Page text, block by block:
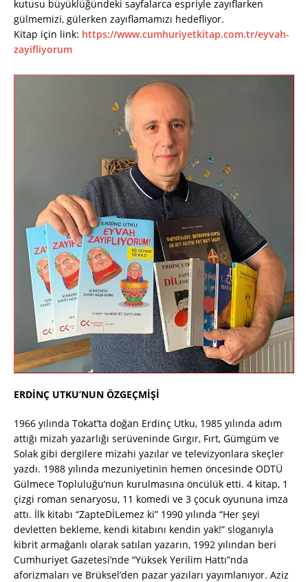
kutusu büyüklüğündeki sayfalarca espriyle zayıflarken
gülmemizi, gülerken zayıflamamızı hedefliyor.
Kitap için link: https://www.cumhuriyetkitap.com.tr/eyvah-
zayifliyorum
ERDİNÇ UTKU’NUN ÖZGEÇMİŞİ
1966 yılında Tokat’ta doğan Erdinç Utku, 1985 yılında adım
attığı mizah yazarlığı serüveninde Gırgır, Fırt, Gümgüm ve
Solak gibi dergilere mizahi yazılar ve televizyonlara skeçler
yazdı. 1988 yılında mezuniyetinin hemen öncesinde ODTÜ
Gülmece Topluluğu’nun kurulmasına öncülük etti. 4 kitap, 1
çizgi roman senaryosu, 11 komedi ve 3 çocuk oyununa imza
attı. İlk kitabı “ZapteDİLemez ki” 1990 yılında “Her şeyi
devletten bekleme, kendi kitabını kendin yak!” sloganıyla
kibrit armağanlı olarak satılan yazarın, 1992 yılından beri
Cumhuriyet Gazetesi’nde “Yüksek Yerilim Hattı”nda
aforizmaları ve Brüksel’den pazar yazıları yayımlanıyor. Aziz